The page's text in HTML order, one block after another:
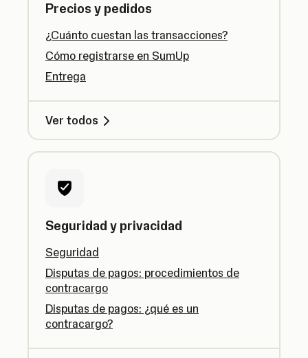
Precios y pedidos
¿Cuánto cuestan las transacciones?
Cómo registrarse en SumUp
Entrega
Ver todos
Seguridad y privacidad
Seguridad
Disputas de pagos: procedimientos de
contracargo
Disputas de pagos: ¿qué es un
contracargo?